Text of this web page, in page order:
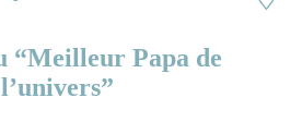
“Meilleur Papa de
l’univers”